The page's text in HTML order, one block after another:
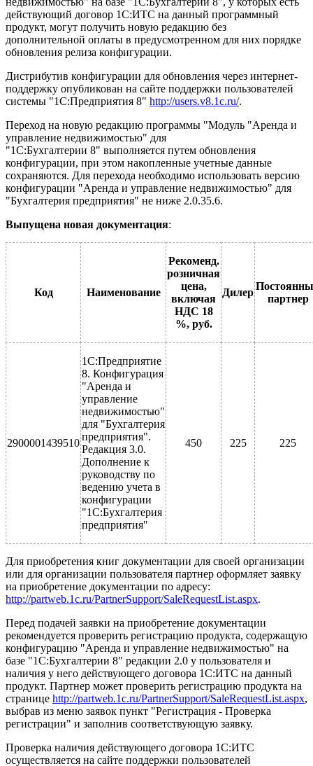
действующий договор 1С:ИТС на данный программный
продукт, могут получить новую редакцию без
дополнительной оплаты в предусмотренном для них порядке
обновления релиза конфигурации.
Дистрибутив конфигурации для обновления через интернет-
поддержку опубликован на сайте поддержки пользователей
системы "1С:Предприятия 8" http://users.v8.1c.ru/.
Переход на новую редакцию программы "Модуль "Аренда и
управление недвижимостью" для
"1С:Бухгалтерии 8" выполняется путем обновления
конфигурации, при этом накопленные учетные данные
сохраняются. Для перехода необходимо использовать версию
конфигурации "Аренда и управление недвижимостью" для
"Бухгалтерия предприятия" не ниже 2.0.35.6.
Выпущена новая документация:
Код Наименование
Рекоменд.
розничная
цена,
включая
НДС 18
%, руб.
Дилер
партнер
2900001439510
1С:Предприятие
8. Конфигурация
"Аренда и
управление
недвижимостью"
для "Бухгалтерия
предприятия".
Редакция 3.0.
Дополнение к
руководству по
ведению учета в
конфигурации
"1С:Бухгалтерия
предприятия"
450 225 225
Для приобретения книг документации для своей организации
или для организации пользователя партнер оформляет заявку
на приобретение документации по адресу:
http://partweb.1c.ru/PartnerSupport/SaleRequestList.aspx.
Перед подачей заявки на приобретение документации
рекомендуется проверить регистрацию продукта, содержащую
конфигурацию "Аренда и управление недвижимостью" на
базе "1С:Бухгалтерии 8" редакции 2.0 у пользователя и
наличия у него действующего договора 1C:ИТС на данный
продукт. Партнер может проверить регистрацию продукта на
странице http://partweb.1c.ru/PartnerSupport/SaleRequestList.aspx,
выбрав из меню заявок пункт "Регистрация - Проверка
регистрации" и заполнив соответствующую заявку.
Проверка наличия действующего договора 1С:ИТС
осуществляется на сайте поддержки пользователей